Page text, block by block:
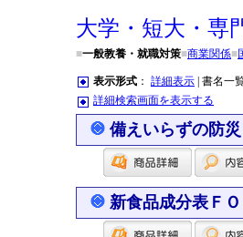
大学・短大・専
■一般教養・就職対策■商業関係■
表示形式 ： 詳細表示 | 書名一
詳細検索画面を表示する
備えいらずの防
新食品成分表Ｆ